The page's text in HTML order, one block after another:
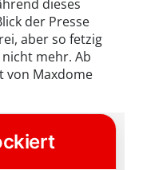
dieses
der Presse
aber so fetzig
mehr. Ab
von Maxdome